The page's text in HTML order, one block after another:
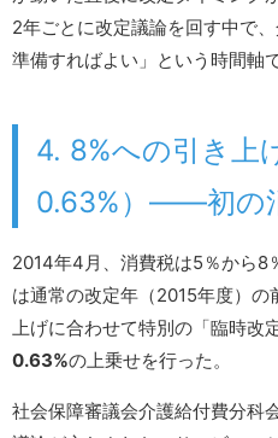
2年ごとに改定議論を回す中で
準備すればよい」という時間軸
4. 8%への引き上
0.63%）――初の
2014年4月、消費税は5％から8
は通常の改定年（2015年度）の
上げに合わせて特別の「臨時改
0.63%の上乗せを行った。
社会保障審議会介護給付費分科